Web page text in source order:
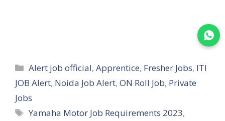
Categories
Alert job official,Apprentice, Fresher Jobs, ITI
JOB Alert, Noida Job Alert, ON Roll Job, Private
Jobs
Tags
Yamaha Motor Job Requirements 2023,